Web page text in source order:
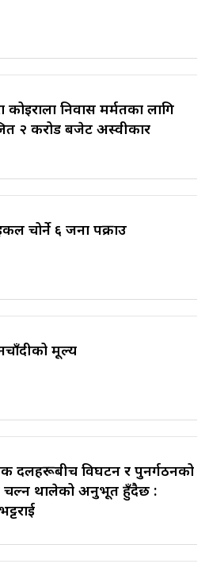
कोइराला निवास मर्मतका लागि
२ करोड बजेट अस्वीकार
चोर्ने ६ जना पक्राउ
मूल्य
दलहरूबीच विघटन र पुनर्गठनको
चल्न थालेको अनुभूत हुँदैछ :